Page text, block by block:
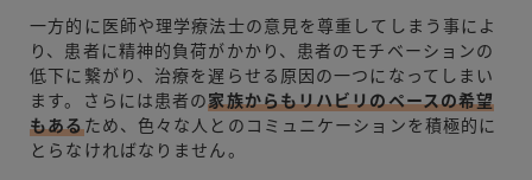
一方的に医師や理学療法士の意見を尊重してしまう事によ
り、患者に精神的負荷がかかり、患者のモチベーションの
低下に繋がり、治療を遅らせる原因の一つになってしまい
ます。さらには患者の家族からもリハビリのペースの希望
もあるため、色々な人とのコミュニケーションを積極的に
とらなければなりません。